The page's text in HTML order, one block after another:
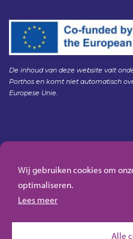
Wij gebruiken cookies om
optimaliseren.
Lees meer
Alle
De inhoud van deze website valt
Porthos en komt niet automatisch
Europese Unie.
HSE Policy Porthos
Klachtenregeling
Algemene